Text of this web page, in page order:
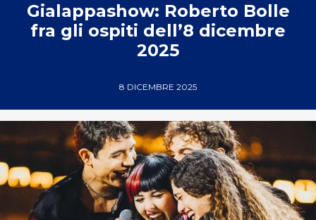
Gialappashow: Roberto Bolle
fra gli ospiti dell’8 dicembre
2025
8 DICEMBRE 2025